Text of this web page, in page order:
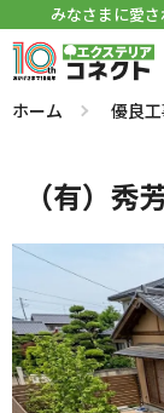
みなさまに愛
ホーム 優良
（有）秀